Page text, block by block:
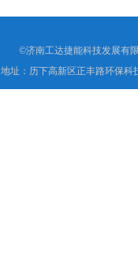
©济南工达捷能科技发展有
地址：历下高新区正丰路环保科